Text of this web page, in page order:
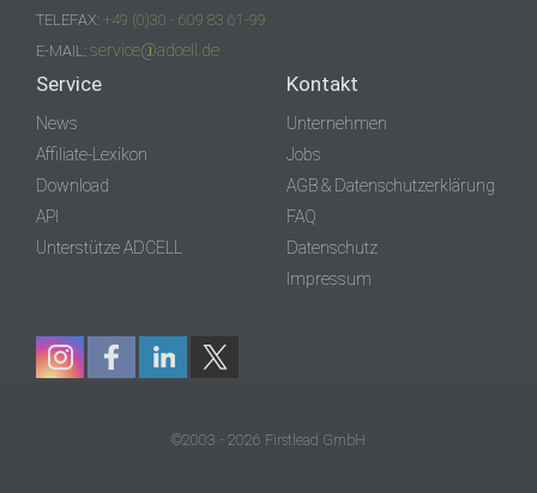
TELEFAX: +49 (0)30 - 609 83 61-99
E-MAIL: service@adcell.de
Service
News
Affiliate-Lexikon
Download
API
Unterstütze ADCELL
Kontakt
Unternehmen
Jobs
AGB & Datenschutzerklärung
FAQ
Datenschutz
Impressum
©2003 - 2026 Firstlead GmbH